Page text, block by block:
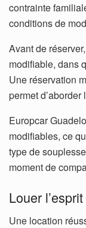
contrainte
conditions de
Avant de
modifiable, dans
Une réservation
permet
Europcar
modifiables, ce
type de
moment de
Louer
Une location